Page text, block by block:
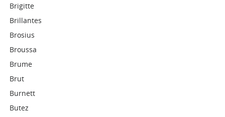
Brigitte
Brillantes
Brosius
Broussa
Brume
Brut
Burnett
Butez